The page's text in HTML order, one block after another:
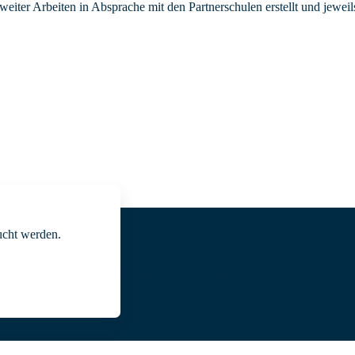
werden.
Arbeiten in Absprache mit den Partnerschulen erstellt und